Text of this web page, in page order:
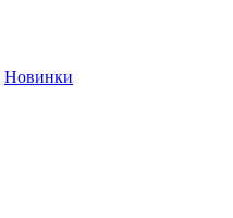
Новинки